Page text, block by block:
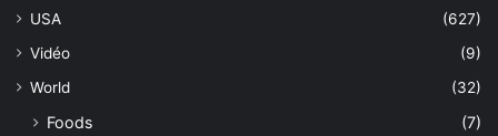
USA
(627)
Vidéo
(9)
World
(32)
Foods
(7)